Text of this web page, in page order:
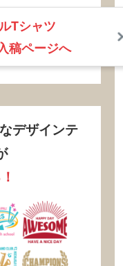
Tシャツ
稿ページへ
デザインテ